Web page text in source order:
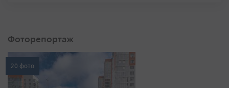
Фоторепортаж
20 фото